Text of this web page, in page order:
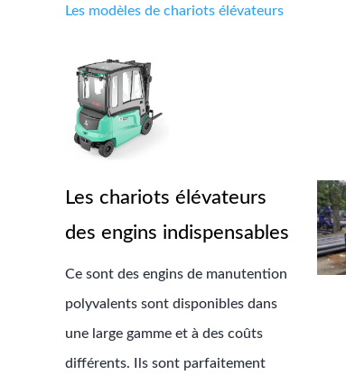
Les modèles de chariots élévateurs
Les chariots élévateurs
des engins indispensables
Ce sont des engins de manutention
polyvalents sont disponibles dans
une large gamme et à des coûts
différents. Ils sont parfaitement